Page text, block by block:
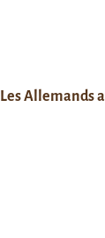
Les Allemands